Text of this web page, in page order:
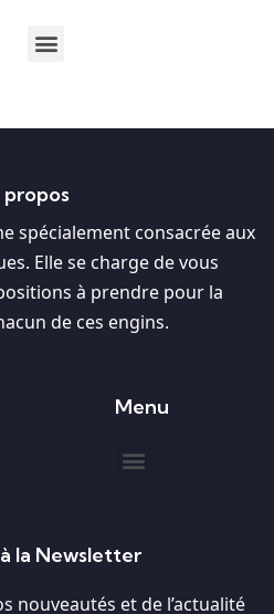
propos
spécialement consacrée aux
Elle se charge de vous
à prendre pour la
de ces engins.
Menu
la Newsletter
nouveautés et de l’actualité